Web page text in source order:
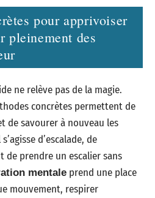
pour apprivoiser
pleinement des
ne relève pas de la magie.
concrètes permettent de
de savourer à nouveau les
d’escalade, de
de prendre un escalier sans
mentale prend une place
mouvement, respirer